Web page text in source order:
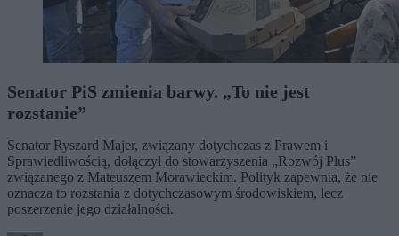
Senator PiS zmienia barwy. „To nie jest
rozstanie”
Senator Ryszard Majer, związany dotychczas z Prawem i
Sprawiedliwością, dołączył do stowarzyszenia „Rozwój Plus”
związanego z Mateuszem Morawieckim. Polityk zapewnia, że nie
oznacza to rozstania z dotychczasowym środowiskiem, lecz
poszerzenie jego działalności.